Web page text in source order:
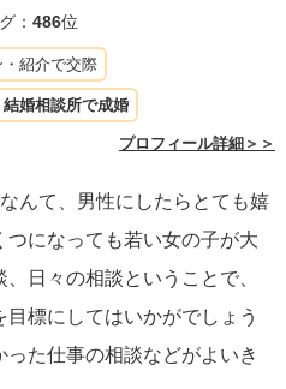
： 486位
紹介で交際
結婚相談所で成婚
プロフィール詳細＞＞
んて、男性にしたらとても嬉
つになっても若い女の子が大
日々の相談ということで、
標にしてはいかがでしょう
た仕事の相談などがよいき